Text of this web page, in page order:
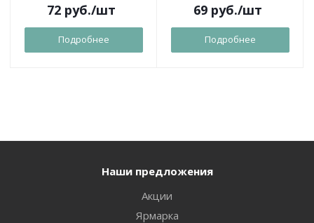
72 руб./шт
Подробнее
69 руб./шт
Подробнее
Наши предложения
Акции
Ярмарка